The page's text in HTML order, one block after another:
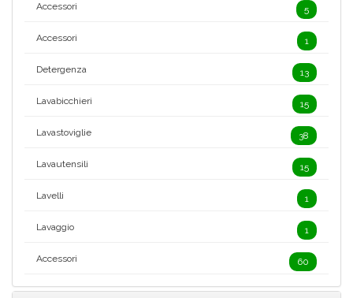
Accessori 5
Accessori 1
Detergenza 13
Lavabicchieri 15
Lavastoviglie 38
Lavautensili 15
Lavelli 1
Lavaggio 1
Accessori 60